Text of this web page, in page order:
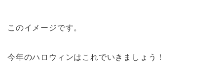
このイメージです。
今年のハロウィンはこれでいきましょう！